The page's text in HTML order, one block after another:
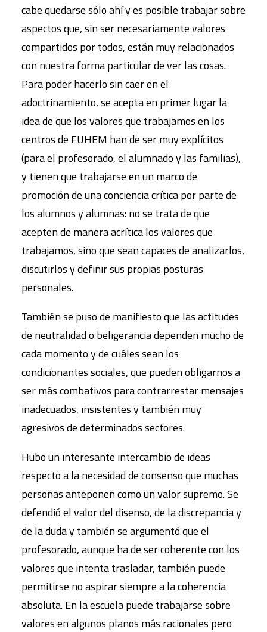
cabe quedarse sólo ahí y es posible trabajar sobre
aspectos que, sin ser necesariamente valores
compartidos por todos, están muy relacionados
con nuestra forma particular de ver las cosas.
Para poder hacerlo sin caer en el
adoctrinamiento, se acepta en primer lugar la
idea de que los valores que trabajamos en los
centros de FUHEM han de ser muy explícitos
(para el profesorado, el alumnado y las familias),
y tienen que trabajarse en un marco de
promoción de una conciencia crítica por parte de
los alumnos y alumnas: no se trata de que
acepten de manera acrítica los valores que
trabajamos, sino que sean capaces de analizarlos,
discutirlos y definir sus propias posturas
personales.
También se puso de manifiesto que las actitudes
de neutralidad o beligerancia dependen mucho de
cada momento y de cuáles sean los
condicionantes sociales, que pueden obligarnos a
ser más combativos para contrarrestar mensajes
inadecuados, insistentes y también muy
agresivos de determinados sectores.
Hubo un interesante intercambio de ideas
respecto a la necesidad de consenso que muchas
personas anteponen como un valor supremo. Se
defendió el valor del disenso, de la discrepancia y
de la duda y también se argumentó que el
profesorado, aunque ha de ser coherente con los
valores que intenta trasladar, también puede
permitirse no aspirar siempre a la coherencia
absoluta. En la escuela puede trabajarse sobre
valores en algunos planos más racionales pero